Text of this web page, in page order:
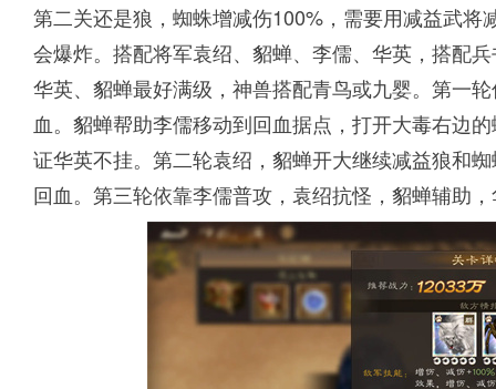
第二关还是狼，蜘蛛增减伤100%，需要用减益武
会爆炸。搭配将军袁绍、貂蝉、李儒、华英，搭配
华英、貂蝉最好满级，神兽搭配青鸟或九婴。第一
血。貂蝉帮助李儒移动到回血据点，打开大毒右边
证华英不挂。第二轮袁绍，貂蝉开大继续减益狼和
回血。第三轮依靠李儒普攻，袁绍抗怪，貂蝉辅助